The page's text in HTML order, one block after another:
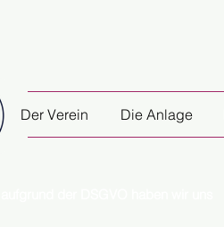
Der Verein Die Anlage